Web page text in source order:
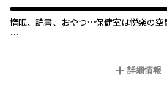
惰眠、読書、おやつ…保健室は悦楽の空
天然体育会系少女、病弱系お嬢様、さ
詳細情報